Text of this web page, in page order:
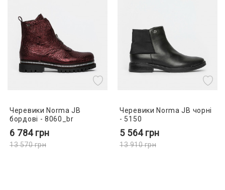
Черевики Norma JB
бордові - 8060_br
6 784грн
13 570грн
Черевики Norma JB чорні
- 5150
5 564грн
13 910грн